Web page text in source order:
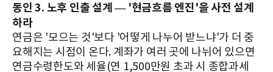
동인 3. 노후 인출 설계 — '현금흐름 엔진'을 사전 설계
하라
연금은 '모으는 것'보다 '어떻게 나누어 받느냐'가 더 중
요해지는 시점이 온다. 계좌가 여러 곳에 나뉘어 있으면
연금수령한도와 세율(연 1,500만원 초과 시 종합과세